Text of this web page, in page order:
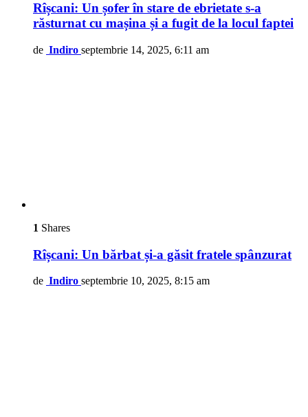
Rîșcani: Un șofer în stare de ebrietate s-a
răsturnat cu mașina și a fugit de la locul faptei
de Indiro septembrie 14, 2025, 6:11 am
1 Shares
Rîșcani: Un bărbat și-a găsit fratele spânzurat
de Indiro septembrie 10, 2025, 8:15 am